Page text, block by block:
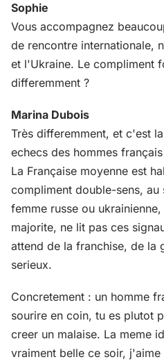
Sophie
Vous accompagnez
de rencontre internationale,
et l'Ukraine. Le compliment
differemment ?
Marina Dubois
Très differemment, et c'est
echecs des hommes
La Française moyenne est
compliment double-sens, au
femme russe ou
majorite, ne lit pas ces
attend de la franchise, de la
serieux.
Concretement : un homme
sourire en coin, tu es plutot
creer un malaise. La meme
vraiment belle ce soir,